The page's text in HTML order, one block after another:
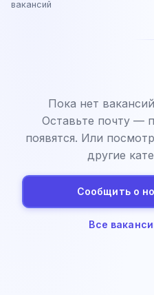
вакансий
Пока нет
Оставьте почту —
появятся. Или
другие
Сообщить о
Все